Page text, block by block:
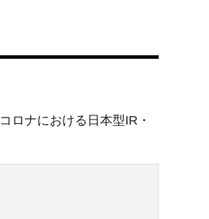
ロナにおける日本型IR・